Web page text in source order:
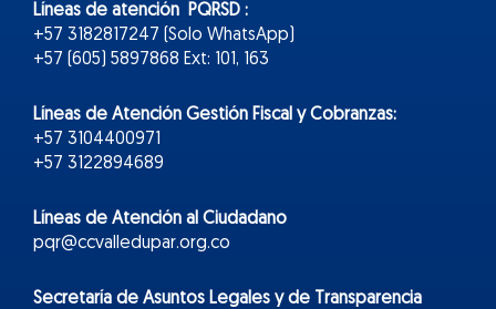
Líneas de atención PQRSD :
+57 3182817247 (Solo WhatsApp)
+57 (605) 5897868 Ext: 101, 163
Líneas de Atención Gestión Fiscal y Cobranzas:
+57 3104400971
+57 3122894689
Líneas de Atención al Ciudadano
pqr@ccvalledupar.org.co
Secretaría de Asuntos Legales y de Transparencia